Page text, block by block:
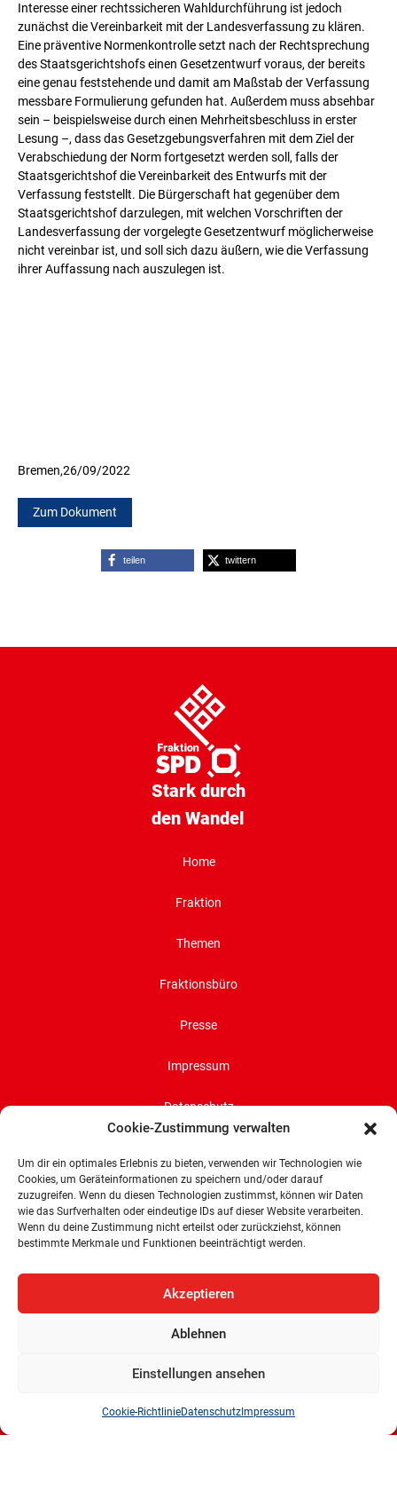
Cookie-Zustimmung verwalten
Um dir ein optimales Erlebnis zu bieten, verwenden wir Technologien wie
Cookies, um Geräteinformationen zu speichern und/oder darauf
zuzugreifen. Wenn du diesen Technologien zustimmst, können wir Daten
wie das Surfverhalten oder eindeutige IDs auf dieser Website verarbeiten.
Wenn du deine Zustimmung nicht erteilst oder zurückziehst, können
bestimmte Merkmale und Funktionen beeinträchtigt werden.
Akzeptieren
Ablehnen
Einstellungen ansehen
Cookie-RichtlinieDatenschutz Impressum
Interesse einer rechtssicheren Wahldurchführung ist jedoch
zunächst die Vereinbarkeit mit der Landesverfassung zu klären.
Eine präventive Normenkontrolle setzt nach der Rechtsprechung
des Staatsgerichtshofs einen Gesetzentwurf voraus, der bereits
eine genau feststehende und damit am Maßstab der Verfassung
messbare Formulierung gefunden hat. Außerdem muss absehbar
sein – beispielsweise durch einen Mehrheitsbeschluss in erster
Lesung –, dass das Gesetzgebungsverfahren mit dem Ziel der
Verabschiedung der Norm fortgesetzt werden soll, falls der
Staatsgerichtshof die Vereinbarkeit des Entwurfs mit der
Verfassung feststellt. Die Bürgerschaft hat gegenüber dem
Staatsgerichtshof darzulegen, mit welchen Vorschriften der
Landesverfassung der vorgelegte Gesetzentwurf möglicherweise
nicht vereinbar ist, und soll sich dazu äußern, wie die Verfassung
ihrer Auffassung nach auszulegen ist.
Bremen,26/09/2022
Zum Dokument
teilen twittern
Stark durch
den Wandel
Home
Fraktion
Themen
Fraktionsbüro
Presse
Impressum
Datenschutz
SPD-Bürgerschaftsfraktion
Land Bremen
Wachtstraße 27/29
Tel: 0421 336 77 0
E-Mail: info@spd-fraktion-bremen.de